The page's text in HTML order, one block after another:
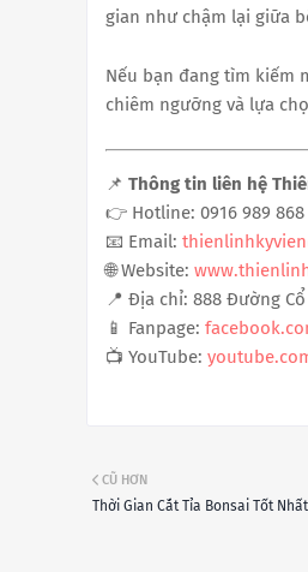
gian như chậm lại giữa
Nếu bạn đang tìm kiếm
chiêm ngưỡng và lựa
📌 Thông tin liên hệ
👉 Hotline: 0916 989 868
📧 Email:
🌐 Website:
📍 Địa chỉ: 888 Đường
📱 Fanpage:
📺 YouTube:
CŨ HƠN
Thời Gian Cắt Tỉa Bonsai Tốt